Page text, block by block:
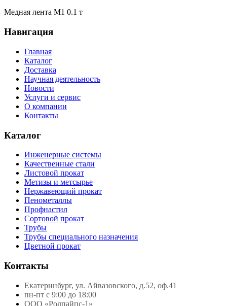
Медная лента М1 0.1 т
Навигация
Главная
Каталог
Доставка
Научная деятельность
Новости
Услуги и сервис
О компании
Контакты
Каталог
Инженерные системы
Качественные стали
Листовой прокат
Метизы и метсырье
Нержавеющий прокат
Пенометаллы
Профнастил
Сортовой прокат
Трубы
Трубы специального назначения
Цветной прокат
Контакты
Екатеринбург, ул. Айвазовского, д.52, оф.41
пн-пт с 9:00 до 18:00
ООО «Ролпайпс-1»